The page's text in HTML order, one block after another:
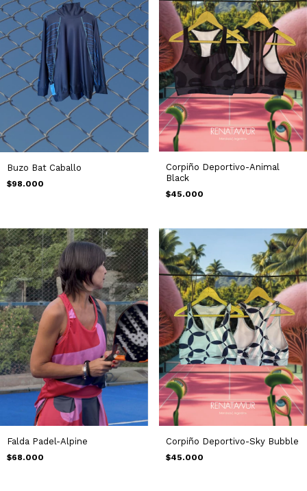
Buzo Bat Caballo
$98.000
Corpiño Deportivo-Animal
Black
$45.000
Falda Padel-Alpine
$68.000
Corpiño Deportivo-Sky Bubble
$45.000